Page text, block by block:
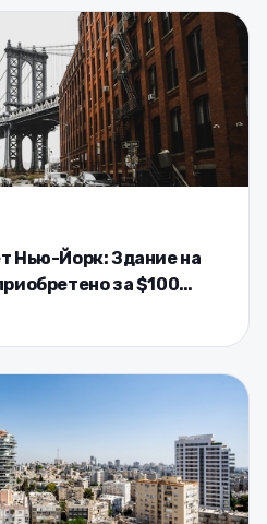
Нью-Йорк: Здание на
за $100